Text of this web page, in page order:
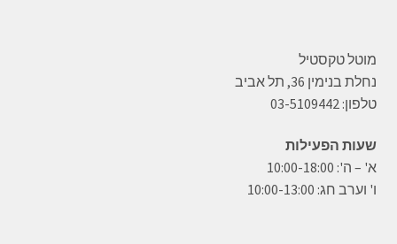
מוטל טקסטיל
נחלת בנימין 36, תל אביב
טלפון: 03-5109442
שעות הפעילות
א' – ה': 10:00-18:00
ו' וערב חג: 10:00-13:00